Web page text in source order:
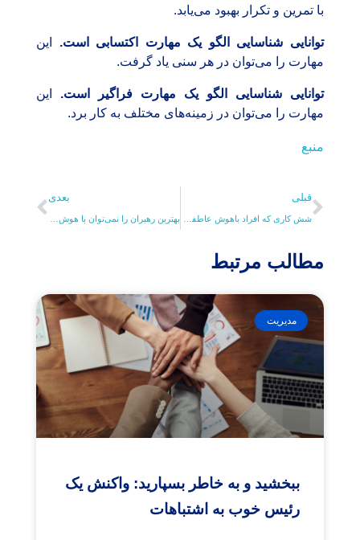
با تمرین و تکرار بهبود می‌یابد.
توانایی شناسایی الگو یک مهارت اکتسابی است. این
مهارت را می‌توان در هر سنی یاد گرفت.
توانایی شناسایی الگو یک مهارت فراگیر است. این
مهارت را می‌توان در زمینه‌های مختلف به کار برد.
منبع
قبلی بعدی
مطالب مرتبط
مدیریت
ببخشید و به خاطر بسپارید: واکنش یک
رئیس خوب به اشتباهات